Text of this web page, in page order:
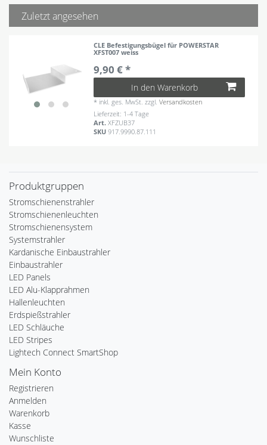
Zuletzt angesehen
CLE Befestigungsbügel für POWERSTAR
XFST007 weiss
9,90 € *
In den Warenkorb
* inkl. ges. MwSt. zzgl.Versandkosten
Lieferzeit: 1-4 Tage
Art.XFZUB37
SKU917.9990.87.111
Produktgruppen
Stromschienenstrahler
Stromschienenleuchten
Stromschienensystem
Systemstrahler
Kardanische Einbaustrahler
Einbaustrahler
LED Panels
LED Alu-Klapprahmen
Hallenleuchten
Erdspießstrahler
LED Schläuche
LED Stripes
Lightech Connect SmartShop
Mein Konto
Registrieren
Anmelden
Warenkorb
Kasse
Wunschliste